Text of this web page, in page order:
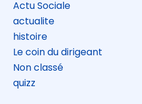
Actu Sociale
actualite
histoire
Le coin du dirigeant
Non classé
quizz